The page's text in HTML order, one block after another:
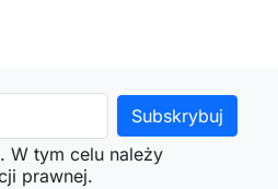
W tym celu należy
prawnej.